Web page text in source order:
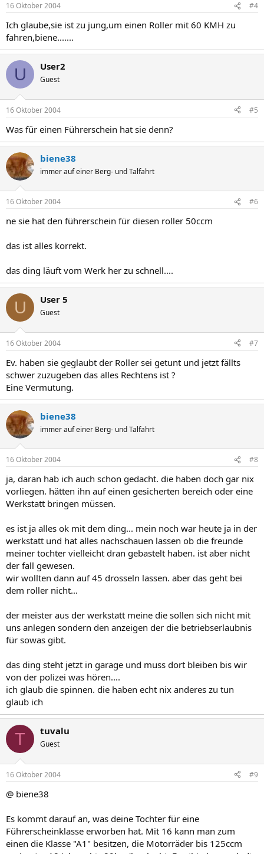
16 Oktober 2004 #4
Ich glaube,sie ist zu jung,um einen Roller mit 60 KMH zu
fahren,biene.......
U User2
Guest
16 Oktober 2004 #5
Was für einen Führerschein hat sie denn?
biene38
immer auf einer Berg- und Talfahrt
16 Oktober 2004 #6
ne sie hat den führerschein für diesen roller 50ccm
das ist alles korrekt.
das ding läuft vom Werk her zu schnell....
U User 5
Guest
16 Oktober 2004 #7
Ev. haben sie geglaubt der Roller sei getunt und jetzt fällts
schwer zuzugeben das alles Rechtens ist ?
Eine Vermutung.
biene38
immer auf einer Berg- und Talfahrt
16 Oktober 2004 #8
ja, daran hab ich auch schon gedacht. die haben doch gar nix
vorliegen. hätten ihn auf einen gesicherten bereich oder eine
Werkstatt bringen müssen.
es ist ja alles ok mit dem ding... mein noch war heute ja in der
werkstatt und hat alles nachschauen lassen ob die freunde
meiner tochter vielleicht dran gebastelt haben. ist aber nicht
der fall gewesen.
wir wollten dann auf 45 drosseln lassen. aber das geht bei
dem roller nicht...
der meister aus der werkstatt meine die sollen sich nicht mit
uns anlegen sondern den anzeigen der die betriebserlaubnis
für sowas gibt.
das ding steht jetzt in garage und muss dort bleiben bis wir
von der polizei was hören....
ich glaub die spinnen. die haben echt nix anderes zu tun
glaub ich
T tuvalu
Guest
16 Oktober 2004 #9
@ biene38
Es kommt darauf an, was deine Tochter für eine
Führerscheinklasse erworben hat. Mit 16 kann man zum
einen die Klasse "A1" besitzen, die Motorräder bis 125ccm